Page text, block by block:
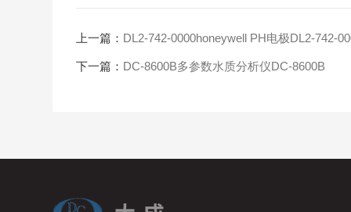
上一篇： DL2-742-0000honeywell PH电极DL2-742-
下一篇： DC-8600B多参数水质分析仪DC-8600B